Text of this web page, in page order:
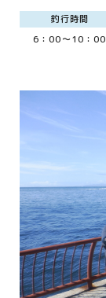
釣行時間
6：00～10：00